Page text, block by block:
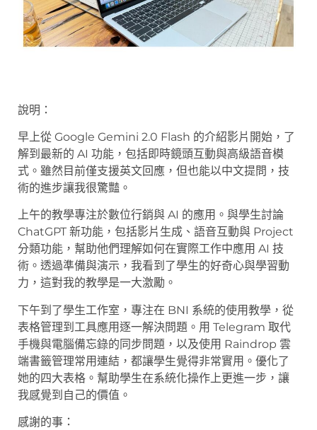
說明：
早上從 Google Gemini 2.0 Flash 的介紹影片開始，了
解到最新的 AI 功能，包括即時鏡頭互動與高級語音模
式。雖然目前僅支援英文回應，但也能以中文提問，技
術的進步讓我很驚豔。
上午的教學專注於數位行銷與 AI 的應用。與學生討論
ChatGPT 新功能，包括影片生成、語音互動與 Project
分類功能，幫助他們理解如何在實際工作中應用 AI 技
術。透過準備與演示，我看到了學生的好奇心與學習動
力，這對我的教學是一大激勵。
下午到了學生工作室，專注在 BNI 系統的使用教學，從
表格管理到工具應用逐一解決問題。用 Telegram 取代
手機與電腦備忘錄的同步問題，以及使用 Raindrop 雲
端書籤管理常用連結，都讓學生覺得非常實用。優化了
她的四大表格。幫助學生在系統化操作上更進一步，讓
我感覺到自己的價值。
感謝的事：